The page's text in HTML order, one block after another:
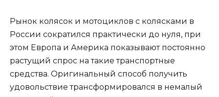
Рынок колясок и мотоциклов с колясками в
России сократился практически до нуля, при
этом Европа и Америка показывают постоянно
растущий спрос на такие транспортные
средства. Оригинальный способ получить
удовольствие трансформировался в немалый